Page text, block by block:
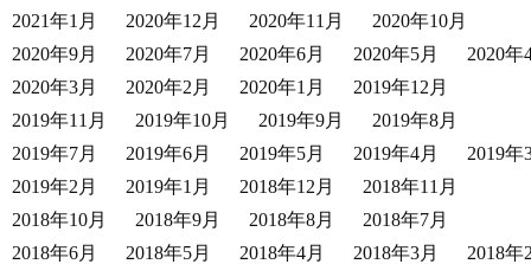
2021年1月
2020年12月 2020年11月
2020年10月
2020年9月
2020年7月 2020年6月 2020年5月
2020年
2020年3月
2020年2月 2020年1月
2019年12月
2019年11月
2019年10月 2019年9月
2019年8月
2019年7月
2019年6月 2019年5月 2019年4月
2019年
2019年2月
2019年1月 2018年12月
2018年11月
2018年10月
2018年9月 2018年8月
2018年7月
2018年6月
2018年5月 2018年4月 2018年3月 2018年